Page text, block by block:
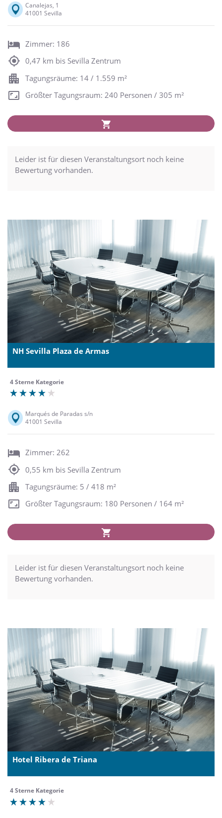
Canalejas, 1
41001 Sevilla
Zimmer: 186
0,47 km bis Sevilla Zentrum
Tagungsräume: 14 / 1.559 m²
Größter Tagungsraum: 240 Personen / 305 m²
Leider ist für diesen Veranstaltungsort noch keine
Bewertung vorhanden.
NH Sevilla Plaza de Armas
4 Sterne Kategorie
Marqués de Paradas s/n
41001 Sevilla
Zimmer: 262
0,55 km bis Sevilla Zentrum
Tagungsräume: 5 / 418 m²
Größter Tagungsraum: 180 Personen / 164 m²
Leider ist für diesen Veranstaltungsort noch keine
Bewertung vorhanden.
Hotel Ribera de Triana
4 Sterne Kategorie